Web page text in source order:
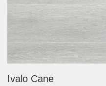
Ivalo Cane